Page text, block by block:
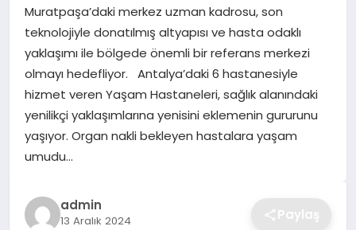
YAŞAM
GÜNDEM
Muratpaşa’daki merkez uzman kadrosu, son
teknolojiyle donatılmış altyapısı ve hasta odaklı
yaklaşımı ile bölgede önemli bir referans merkezi
olmayı hedefliyor. Antalya’daki 6 hastanesiyle
hizmet veren Yaşam Hastaneleri, sağlık alanındaki
yenilikçi yaklaşımlarına yenisini eklemenin gururunu
yaşıyor. Organ nakli bekleyen hastalara yaşam
umudu…
admin
13 Aralık 2024 Paylaş